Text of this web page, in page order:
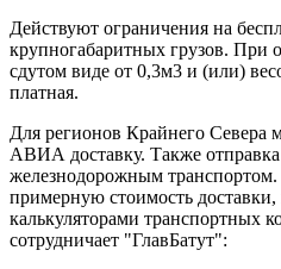
Действуют ограничения на
крупногабаритных грузов. При
сдутом виде от 0,3м3 и (или)
платная.
Для регионов Крайнего Севера
АВИА доставку. Также
железнодорожным
примерную стоимость
калькуляторами транспортных
сотрудничает "ГлавБатут":